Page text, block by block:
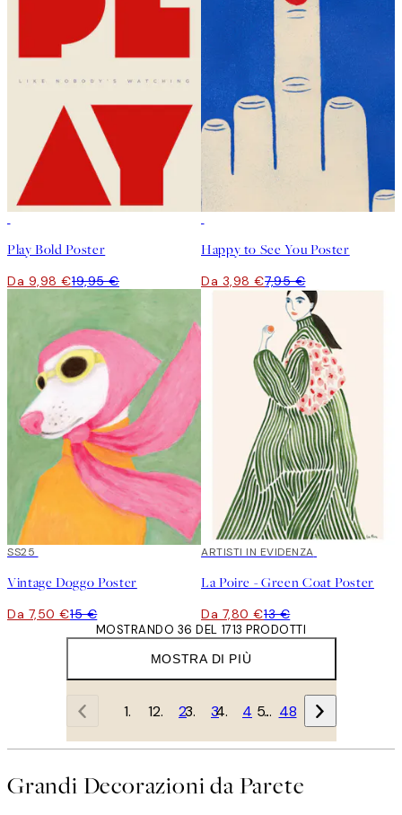
Play Bold Poster
Da 9,98 €19,95 €
Happy to See You Poster
Da 3,98 €7,95 €
50%*
SS25
Vintage Doggo Poster
Da 7,50 €15 €
40%*
ARTISTI IN EVIDENZA
La Poire - Green Coat Poster
Da 7,80 €13 €
MOSTRA DI PIÙ
MOSTRANDO 36 DEL 1713 PRODOTTI
1 2 3 4 … 48
Grandi Decorazioni da Parete